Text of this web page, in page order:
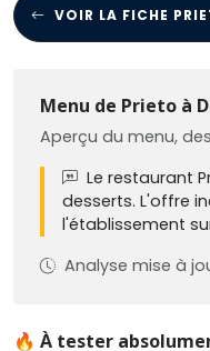
VOIR LA FICHE
Menu de Prieto à
Aperçu du menu,
Le restaurant
desserts. L'offre
l'établissement
Analyse mise à
🔥 À tester